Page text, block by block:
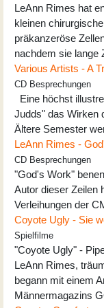
LeAnn Rimes hat
kleinen
präkanzeröse
nachdem sie
Various Artists - A
CD Besprechungen
Eine höchst
Judds" das Wirken
Ältere Semester
LeAnn Rimes -
CD Besprechungen
"God's Work"
Autor dieser Zeilen
Verleihungen der
Coyote Ugly - Sie
Spielfilme
"Coyote Ugly" -
LeAnn Rimes,
begann mit einem
Männermagazins